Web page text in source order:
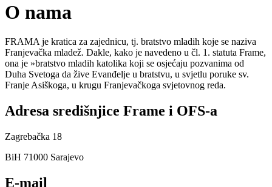
O nama
FRAMA je kratica za zajednicu, tj. bratstvo mladih koje se naziva
Franjevačka mladež. Dakle, kako je navedeno u čl. 1. statuta Frame,
ona je »bratstvo mladih katolika koji se osjećaju pozvanima od
Duha Svetoga da žive Evanđelje u bratstvu, u svjetlu poruke sv.
Franje Asiškoga, u krugu Franjevačkoga svjetovnog reda.
Adresa središnjice Frame i OFS-a
Zagrebačka 18
BiH 71000 Sarajevo
E-mail